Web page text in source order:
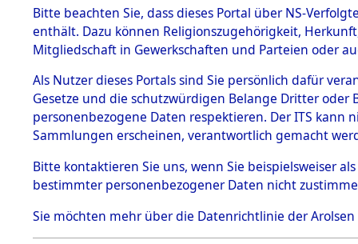
BESTÄNDE
1.
mente
5. Verschiedenes
5.3
Todesmärsche
5.3.1 Alliierte
Erhebungen
zu
Todesmärsch
en
5.3.2
und
0060
Bitte beachten Sie, dass dieses Portal über NS-
enthält. Dazu können Religionszugehörigkeit,
Mitgliedschaft in Gewerkschaften und Parteien oder
Als Nutzer dieses Portals sind Sie persönlich dafür
Gesetze und die schutzwürdigen Belange Dritter
personenbezogene Daten respektieren. Der ITS
Sammlungen erscheinen, verantwortlich gemacht
Bitte kontaktieren Sie uns, wenn Sie beispielsweiser
bestimmter personenbezogener Daten nicht
Sie möchten mehr über die Datenrichtlinie der Arolsen